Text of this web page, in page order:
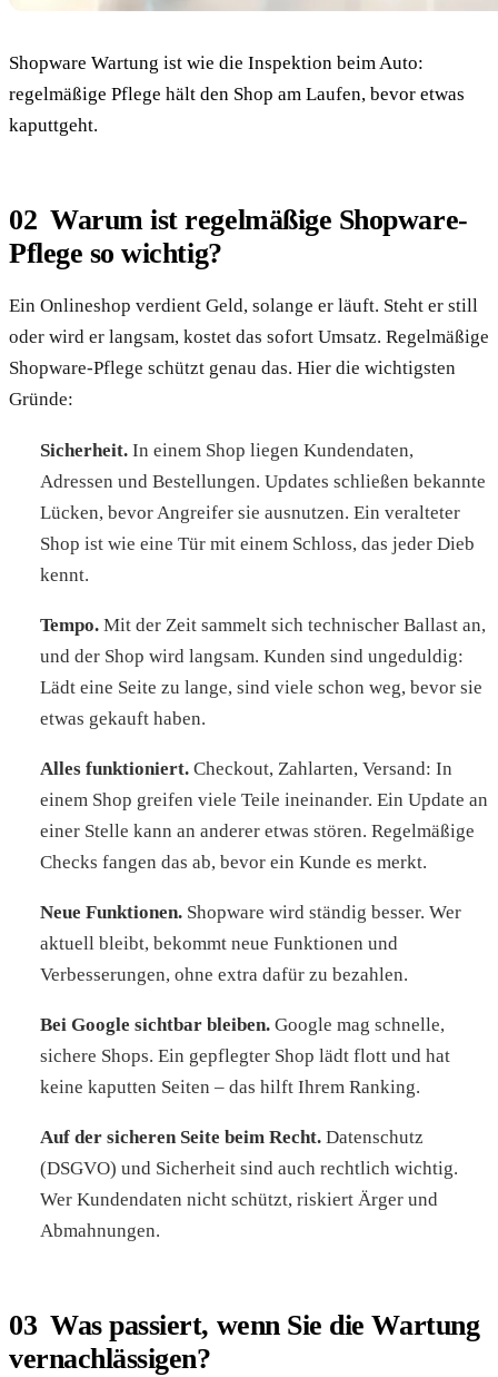
Shopware Wartung ist wie die Inspektion beim Auto:
regelmäßige Pflege hält den Shop am Laufen, bevor etwas
kaputtgeht.
Warum ist regelmäßige Shopware-
Pflege so wichtig?
Ein Onlineshop verdient Geld, solange er läuft. Steht er still
oder wird er langsam, kostet das sofort Umsatz. Regelmäßige
Shopware-Pflege schützt genau das. Hier die wichtigsten
Gründe:
Sicherheit. In einem Shop liegen Kundendaten,
Adressen und Bestellungen. Updates schließen bekannte
Lücken, bevor Angreifer sie ausnutzen. Ein veralteter
Shop ist wie eine Tür mit einem Schloss, das jeder Dieb
kennt.
Tempo. Mit der Zeit sammelt sich technischer Ballast an,
und der Shop wird langsam. Kunden sind ungeduldig:
Lädt eine Seite zu lange, sind viele schon weg, bevor sie
etwas gekauft haben.
Alles funktioniert. Checkout, Zahlarten, Versand: In
einem Shop greifen viele Teile ineinander. Ein Update an
einer Stelle kann an anderer etwas stören. Regelmäßige
Checks fangen das ab, bevor ein Kunde es merkt.
Neue Funktionen. Shopware wird ständig besser. Wer
aktuell bleibt, bekommt neue Funktionen und
Verbesserungen, ohne extra dafür zu bezahlen.
Bei Google sichtbar bleiben. Google mag schnelle,
sichere Shops. Ein gepflegter Shop lädt flott und hat
keine kaputten Seiten – das hilft Ihrem Ranking.
Auf der sicheren Seite beim Recht. Datenschutz
(DSGVO) und Sicherheit sind auch rechtlich wichtig.
Wer Kundendaten nicht schützt, riskiert Ärger und
Abmahnungen.
Was passiert, wenn Sie die Wartung
vernachlässigen?